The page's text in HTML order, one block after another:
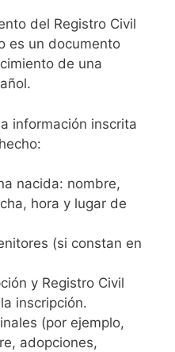
del Registro Civil
es un documento
de una
información inscrita
nacida: nombre,
hora y lugar de
(si constan en
y Registro Civil
inscripción.
(por ejemplo,
adopciones,